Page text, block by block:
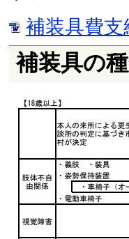
補装具費支
補装具の